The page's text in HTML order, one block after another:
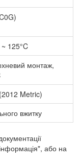
125°C
монтаж,
Metric)
вжитку
або на